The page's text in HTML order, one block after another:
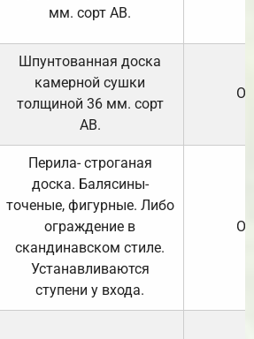
мм. сорт АВ.
Шпунтованная доска
камерной сушки
толщиной 36 мм. сорт
АВ.
Перила- строганая
доска. Балясины-
точеные, фигурные. Либо
ограждение в
скандинавском стиле.
Устанавливаются
ступени у входа.